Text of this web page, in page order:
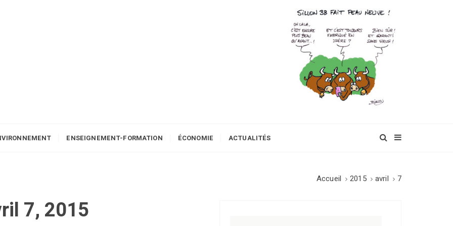
ENSEIGNEMENT-FORMATION ÉCONOMIE ACTUALITÉS
Accueil 2015 avril 7
7, 2015